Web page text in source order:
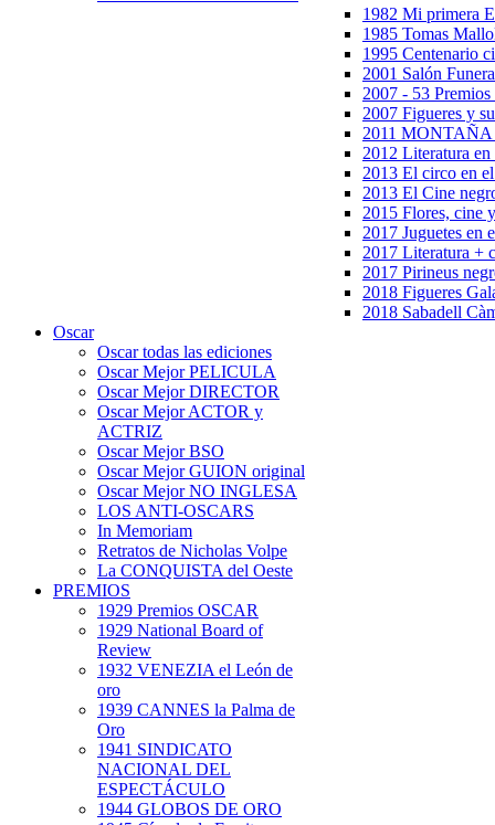
1982 Mi primera
1985 Tomas
1995 Centenario
2001 Salón
2007 - 53 Premios
2007 Figueres y
2011 MONTAÑA
2012 Literatura en
2013 El circo en
2013 El Cine
2015 Flores, cine
2017 Juguetes en
2017 Literatura +
2017 Pirineus
2018 Figueres
2018 Sabadell
Oscar
Oscar todas las ediciones
Oscar Mejor PELICULA
Oscar Mejor DIRECTOR
Oscar Mejor ACTOR y
ACTRIZ
Oscar Mejor BSO
Oscar Mejor GUION original
Oscar Mejor NO INGLESA
LOS ANTI-OSCARS
In Memoriam
Retratos de Nicholas Volpe
La CONQUISTA del Oeste
PREMIOS
1929 Premios OSCAR
1929 National Board of
Review
1932 VENEZIA el León de
oro
1939 CANNES la Palma de
Oro
1941 SINDICATO
NACIONAL DEL
ESPECTÁCULO
1944 GLOBOS DE ORO